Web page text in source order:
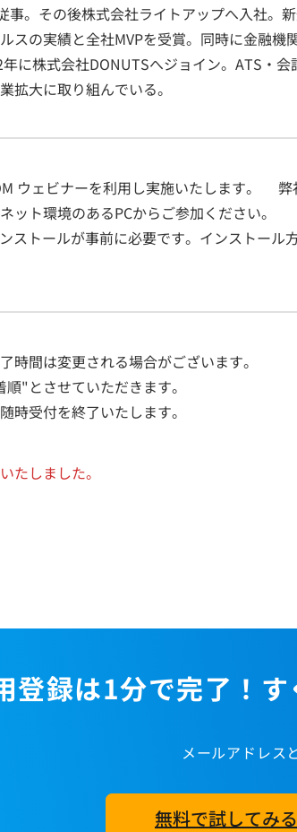
事。その後株式会社ライトアップへ入社。
スの実績と全社MVPを受賞。同時に金融機
に株式会社DONUTSへジョイン。ATS・
拡大に取り組んでいる。
ウェビナーを利用し実施いたします。 弊
ット環境のあるPCからご参加ください。
ストールが事前に必要です。インストール
時間は変更される場合がございます。
"とさせていただきます。
時受付を終了いたします。
たしました。
登録は1分で完了！
メールアドレス
無料で試してみる